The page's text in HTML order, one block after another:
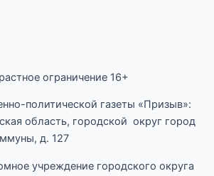
ограничение 16+
политической газеты «Призыв»:
область, городской округ город
д. 127
учреждение городского округа